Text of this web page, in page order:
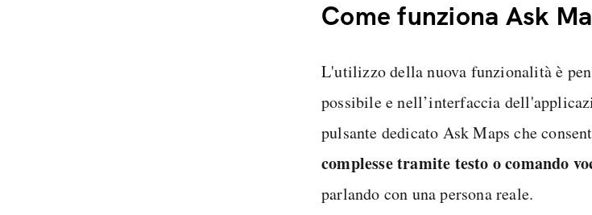
Come funziona Ask
L'utilizzo della nuova funzionalità è
possibile e nell’interfaccia
pulsante dedicato Ask Maps che
complesse tramite testo o comando
parlando con una persona reale.